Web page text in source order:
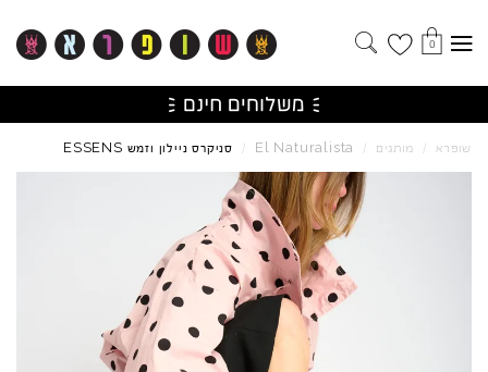
0
שופרא / מותגים /
El Naturalista
/ סניקרס ניילון וזמש ESSENS